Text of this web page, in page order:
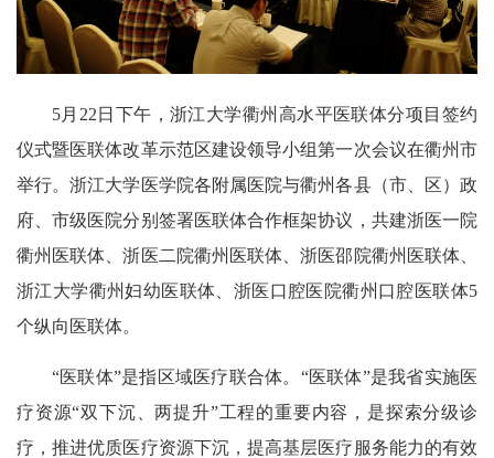
5月22日下午，浙江大学衢州高水平医联体分项目签约
仪式暨医联体改革示范区建设领导小组第一次会议在衢州市
举行。浙江大学医学院各附属医院与衢州各县（市、区）政
府、市级医院分别签署医联体合作框架协议，共建浙医一院
衢州医联体、浙医二院衢州医联体、浙医邵院衢州医联体、
浙江大学衢州妇幼医联体、浙医口腔医院衢州口腔医联体5
个纵向医联体。
“医联体”是指区域医疗联合体。“医联体”是我省实施医
疗资源“双下沉、两提升”工程的重要内容，是探索分级诊
疗，推进优质医疗资源下沉，提高基层医疗服务能力的有效